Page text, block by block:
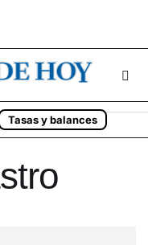
Tasas y balances